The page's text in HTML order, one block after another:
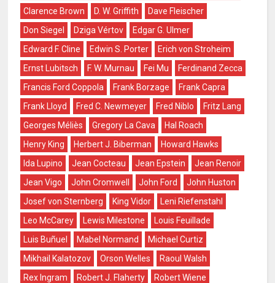
Clarence Brown
D. W. Griffith
Dave Fleischer
Don Siegel
Dziga Vértov
Edgar G. Ulmer
Edward F. Cline
Edwin S. Porter
Erich von Stroheim
Ernst Lubitsch
F. W. Murnau Fei Mu
Ferdinand Zecca
Francis Ford Coppola
Frank Borzage
Frank Capra
Frank Lloyd
Fred C. Newmeyer Fred Niblo
Fritz Lang
Georges Méliès
Gregory La Cava
Hal Roach
Henry King
Herbert J. Biberman
Howard Hawks
Ida Lupino
Jean Cocteau Jean Epstein
Jean Renoir
Jean Vigo
John Cromwell John Ford
John Huston
Josef von Sternberg
King Vidor
Leni Riefenstahl
Leo McCarey
Lewis Milestone
Louis Feuillade
Luis Buñuel
Mabel Normand
Michael Curtiz
Mikhail Kalatozov
Orson Welles
Raoul Walsh
Rex Ingram
Robert J. Flaherty
Robert Wiene